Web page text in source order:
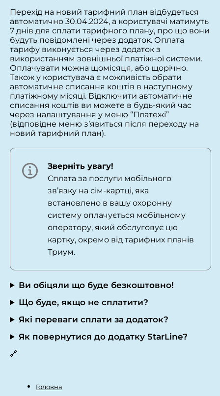
Перехід на новий тарифний план відбудеться
автоматично 30.04.2024, а користувачі матимуть
7 днів для сплати тарифного плану, про що вони
будуть повідомлені через додаток. Оплата
тарифу виконується через додаток з
використанням зовнішньої платіжної системи.
Оплачувати можна щомісяця, або щорічно.
Також у користувача є можливість обрати
автоматичне списання коштів в наступному
платіжному місяці. Відключити автоматичне
списання коштів ви можете в будь-який час
через налаштування у меню “Платежі”
(відповідне меню з’явиться після переходу на
новий тарифний план).
Зверніть увагу!
Сплата за послуги мобільного
зв’язку на сім-картці, яка
встановлено в вашу охоронну
систему оплачується мобільному
оператору, який обслуговує цю
картку, окремо від тарифних планів
Триум.
Ви обіцяли що буде безкоштовно!
Що буде, якщо не сплатити?
Які переваги сплати за додаток?
Як повернутися до додатку StarLine?
🔗
Головна